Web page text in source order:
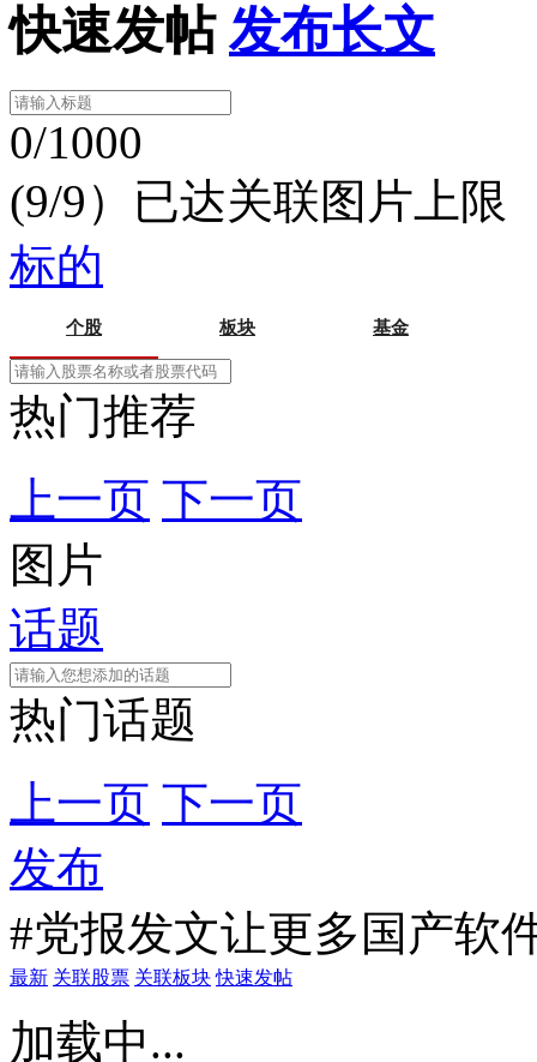
快速发帖 发布长文
0/1000
(9/9）已达关联图片上限
标的
个股 板块 基金
热门推荐
上一页 下一页
图片
话题
热门话题
上一页 下一页
发布
#党报发文让更多国产软
最新 关联股票 关联板块 快速发帖
加载中...